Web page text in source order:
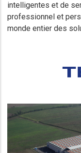
intelligentes et de
professionnel et
monde entier des